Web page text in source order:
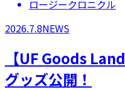
ロージークロニクル
2026.7.8NEWS
【UF Goods
グッズ公開！